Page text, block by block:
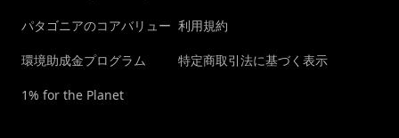
パタゴニアのコアバリュー
環境助成金プログラム
1% for the Planet
利用規約
特定商取引法に基づく表示